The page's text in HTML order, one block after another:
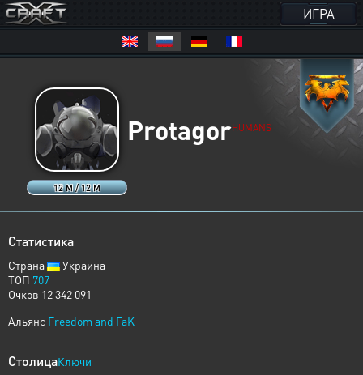
ИГРА
12 M / 12 M
ProtagorHUMANS
Статистика
Страна
Украина
ТОП 707
Очков 12 342 091
Альянс Freedom and FaK
СтолицаКлючи